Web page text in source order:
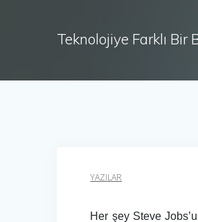
Teknolojiye Farklı Bir
YAZILAR
Her şey Steve